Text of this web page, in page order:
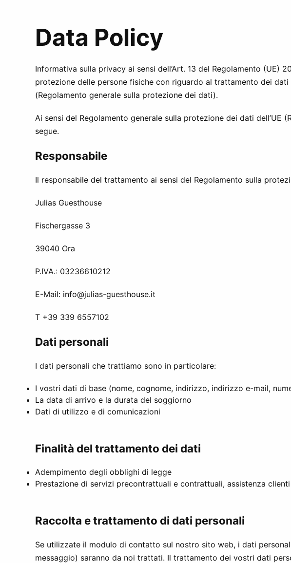
Data Policy
Informativa sulla privacy ai sensi dell’Art. 13 del Regolamento (UE)
protezione delle persone fisiche con riguardo al trattamento dei
(Regolamento generale sulla protezione dei dati).
Ai sensi del Regolamento generale sulla protezione dei dati
segue.
Responsabile
Il responsabile del trattamento ai sensi del Regolamento sulla
Julias Guesthouse
Fischergasse 3
39040 Ora
P.IVA.: 03236610212
E-Mail: info@julias-guesthouse.it
T +39 339 6557102
Dati personali
I dati personali che trattiamo sono in particolare:
I vostri dati di base (nome, cognome, indirizzo, indirizzo e-mail,
La data di arrivo e la durata del soggiorno
Dati di utilizzo e di comunicazioni
Finalità del trattamento dei dati
Adempimento degli obblighi di legge
Prestazione di servizi precontrattuali e contrattuali, assistenza
Raccolta e trattamento di dati personali
Se utilizzate il modulo di contatto sul nostro sito web, i dati
messaggio) saranno da noi trattati. Il trattamento dei vostri dati